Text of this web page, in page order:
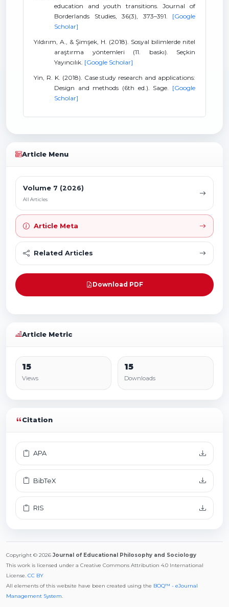
education and youth transitions. Journal of
Borderlands Studies, 36(3), 373–391. [Google
Scholar]
Yıldırım, A., & Şimşek, H. (2018). Sosyal bilimlerde nitel
araştırma yöntemleri (11. baskı). Seçkin
Yayıncılık. [Google Scholar]
Yin, R. K. (2018). Case study research and applications:
Design and methods (6th ed.). Sage. [Google
Scholar]
Article Menu
Volume 7 (2026)
All Articles
Article Meta
Related Articles
Download PDF
Article Metric
15
Views
15
Downloads
Citation
APA
BibTeX
RIS
Copyright © 2026 Journal of Educational Philosophy and Sociology
This work is licensed under a Creative Commons Attribution 4.0 International
License. CC BY
All elements of this website have been created using the BOQ™ - eJournal
Management System.